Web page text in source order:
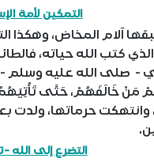
التمكين لأمة
آلام المخاض، وهكذا
كتب الله حياته،
- صلى الله عليه وسلم
مَنْ خَالَفَهُمْ، حَتَّى
حرماتها، ولدت
التضرع إلى الله